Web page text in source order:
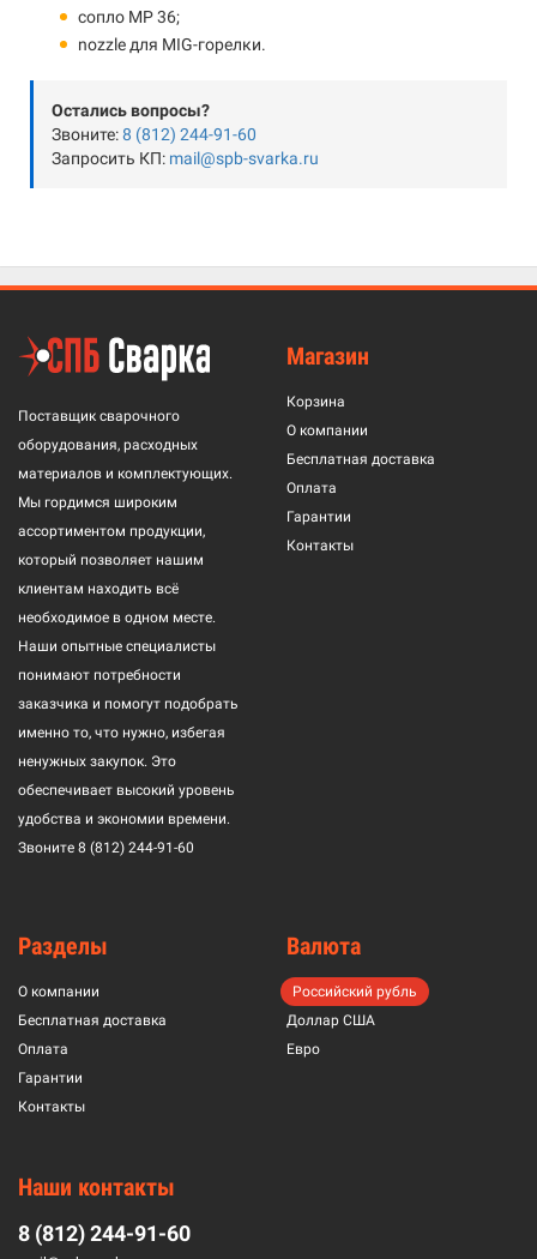
сопло MP 36;
nozzle для MIG-горелки.
Остались вопросы?
Звоните:8 (812) 244-91-60
Запросить КП: mail@spb-svarka.ru
Поставщик сварочного
оборудования, расходных
материалов и комплектующих.
Мы гордимся широким
ассортиментом продукции,
который позволяет нашим
клиентам находить всё
необходимое в одном месте.
Наши опытные специалисты
понимают потребности
заказчика и помогут подобрать
именно то, что нужно, избегая
ненужных закупок. Это
обеспечивает высокий уровень
удобства и экономии времени.
Звоните 8 (812) 244-91-60
Магазин
Корзина
О компании
Бесплатная доставка
Оплата
Гарантии
Контакты
Разделы
О компании
Бесплатная доставка
Оплата
Гарантии
Контакты
Валюта
Российский рубль
Доллар США
Евро
Наши контакты
8 (812) 244-91-60